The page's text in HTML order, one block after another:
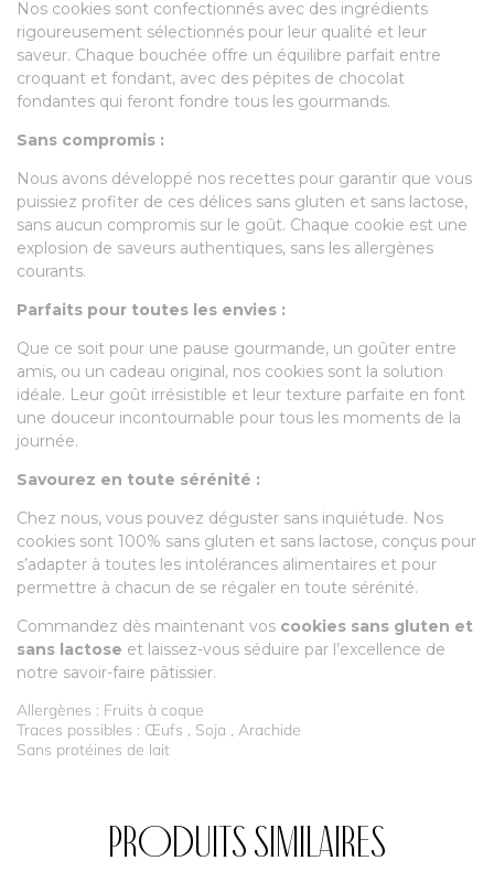
Nos cookies sont confectionnés avec des ingrédients
rigoureusement sélectionnés pour leur qualité et leur
saveur. Chaque bouchée offre un équilibre parfait entre
croquant et fondant, avec des pépites de chocolat
fondantes qui feront fondre tous les gourmands.
Sans compromis :
Nous avons développé nos recettes pour garantir que vous
puissiez profiter de ces délices sans gluten et sans lactose,
sans aucun compromis sur le goût. Chaque cookie est une
explosion de saveurs authentiques, sans les allergènes
courants.
Parfaits pour toutes les envies :
Que ce soit pour une pause gourmande, un goûter entre
amis, ou un cadeau original, nos cookies sont la solution
idéale. Leur goût irrésistible et leur texture parfaite en font
une douceur incontournable pour tous les moments de la
journée.
Savourez en toute sérénité :
Chez nous, vous pouvez déguster sans inquiétude. Nos
cookies sont 100% sans gluten et sans lactose, conçus pour
s’adapter à toutes les intolérances alimentaires et pour
permettre à chacun de se régaler en toute sérénité.
Commandez dès maintenant vos cookies sans gluten et
sans lactose et laissez-vous séduire par l’excellence de
notre savoir-faire pâtissier.
Allergènes : Fruits à coque
Traces possibles : Œufs , Soja , Arachide
Sans protéines de lait
Produits similaires